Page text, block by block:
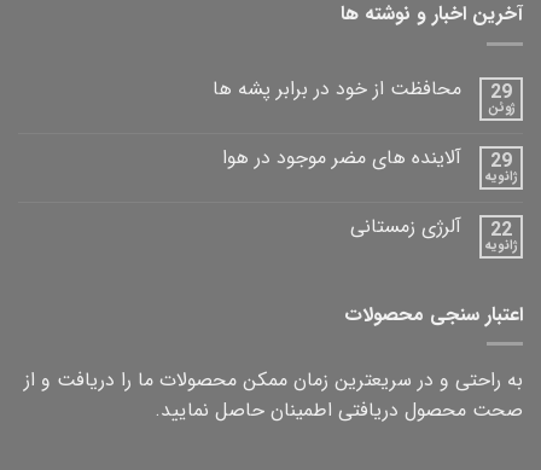
آخرین اخبار و نوشته ها
29
ژوئن
محافظت از خود در برابر پشه ها
29
ژانویه
آلاینده های مضر موجود در هوا
22
ژانویه
آلرژی زمستانی
اعتبار سنجی محصولات
به راحتی و در سریعترین زمان ممکن محصولات ما را دریافت و از
صحت محصول دریافتی اطمینان حاصل نمایید.